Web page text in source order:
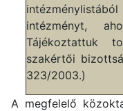
intézményt,
Tájékoztattuk
szakértői
323/2003.)
A megfelelő